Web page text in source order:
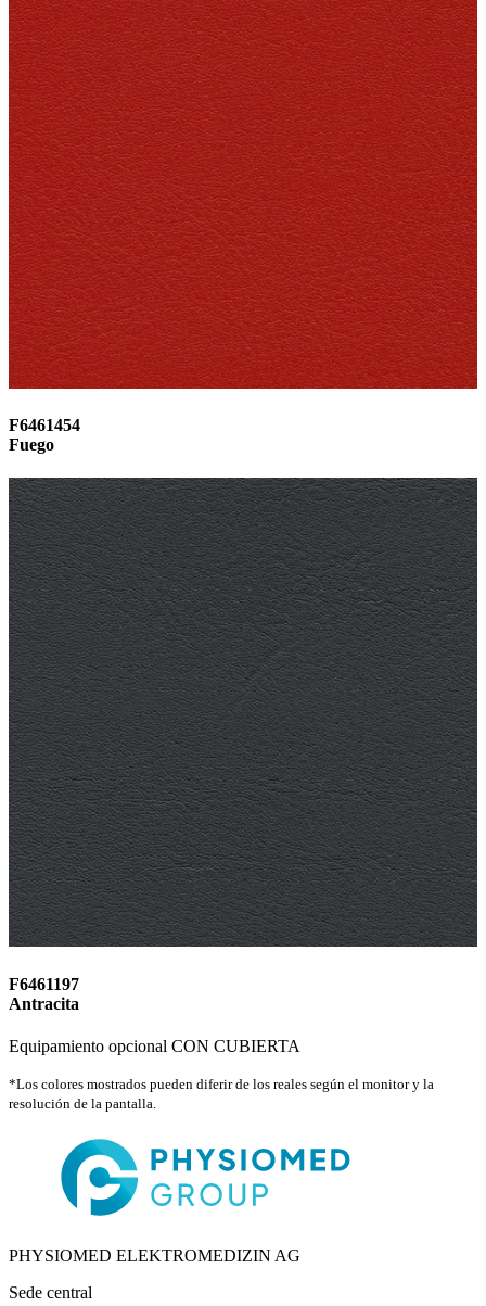
F6461454
Fuego
F6461197
Antracita
Equipamiento opcional CON CUBIERTA
*Los colores mostrados pueden diferir de los reales según el monitor y la
resolución de la pantalla.
PHYSIOMED ELEKTROMEDIZIN AG
Sede central